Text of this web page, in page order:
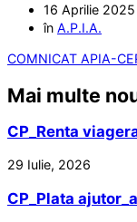
16 Aprilie 2025
în A.P.I.A.
COMNICAT APIA-
Mai multe
CP_Renta
29 Iulie, 2026
CP_Plata